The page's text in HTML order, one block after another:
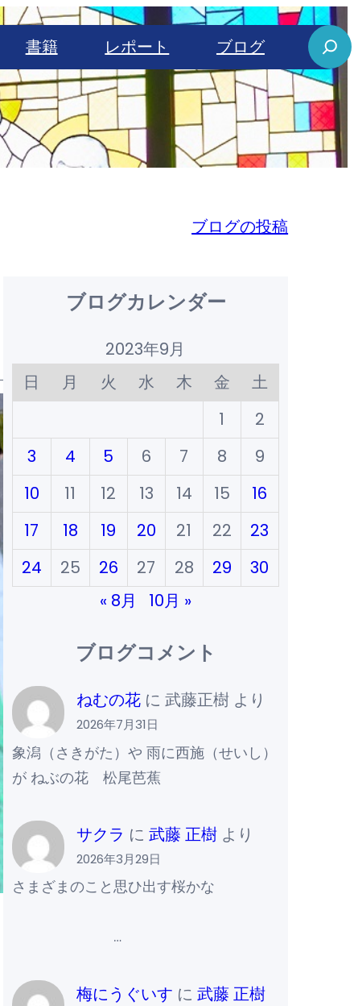
書籍 レポート ブログ
S
e
a
r
c
ブログの投稿
ブログカレンダー
2023年9月
日
月 火 水 木 金
土
1
2
3
4 5 6 7 8
9
10
11 12 13 14 15
16
17
18 19 20 21 22
23
24
25 26 27 28 29
30
« 8月
10月 »
ブログコメント
ねむの花に 武藤正樹 より
2026年7月31日
象潟（さきがた）や 雨に西施（せいし）
が ねぶの花 松尾芭蕉
サクラ に 武藤 正樹より
2026年3月29日
さまざまのこと思ひ出す桜かな
…
梅にうぐいす に 武藤 正樹